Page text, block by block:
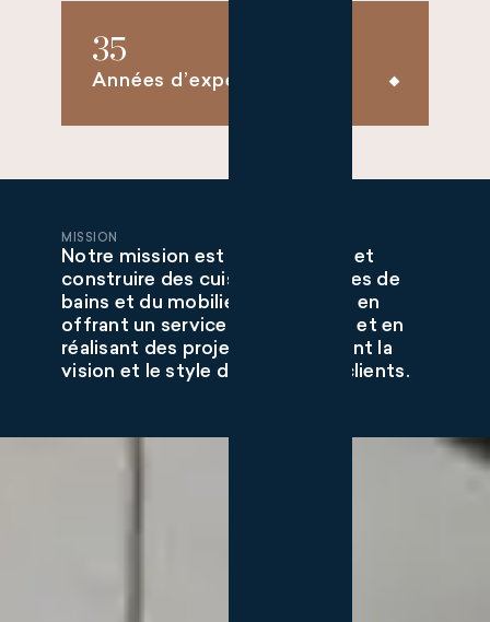
35
Années d’expérience
MISSION
Notre mission est de concevoir et
construire des cuisines, des salles de
bains et du mobilier sur mesure, en
offrant un service exceptionnel et en
réalisant des projets qui incarnent la
vision et le style de vie de nos clients.